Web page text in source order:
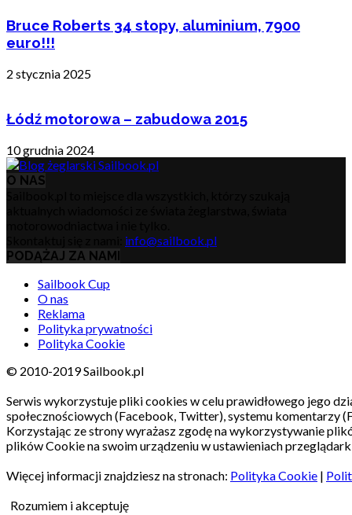
Bruce Roberts 34 stopy, aluminium, 7900
euro!!!
2 stycznia 2025
Łódź motorowa – zabudowa 2015
10 grudnia 2024
O NAS
info@sailbook.pl
PODĄŻAJ ZA NAMI
Sailbook Cup
O nas
Reklama
Polityka prywatności
Polityka Cookie
© 2010-2019 Sailbook.pl
Serwis wykorzystuje pliki cookies w celu prawidłowego jego
społecznościowych (Facebook, Twitter), systemu komentarzy
Korzystając ze strony wyrażasz zgodę na wykorzystywanie
plików Cookie na swoim urządzeniu w ustawieniach
Więcej informacji znajdziesz na stronach: Polityka Cookie |
Rozumiem i akceptuję